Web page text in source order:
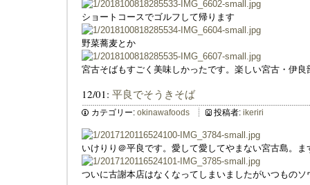
ショートコースでゴルフして帰ります
野菜蕎麦とか
宮古そばもすごく美味しかったです。楽しい宮古・伊良
12/01: 平良でそうきそば
カテゴリー: okinawafoods 投稿者: ikeriri
いけりり＠平良です。愛して愛してやまない宮古島。
ついに古謝本店はなくなってしまいましたがいつもの